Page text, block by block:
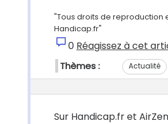
"Tous droits de reproduction
Handicap.fr"
0 Réagissez à cet
Thèmes : Actualité
Sur Handicap.fr et